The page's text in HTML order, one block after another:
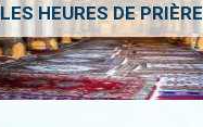
LES HEURES DE